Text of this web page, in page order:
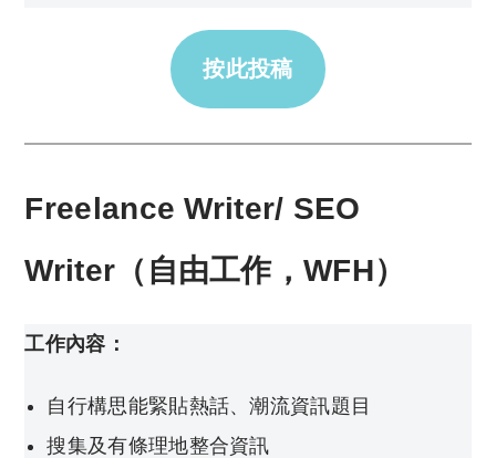
按此投稿
Freelance Writer/ SEO
Writer （自由工作，WFH）
工作內容：
自行構思能緊貼熱話、潮流資訊題目
搜集及有條理地整合資訊